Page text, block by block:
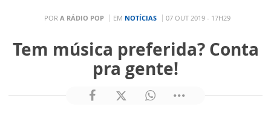
POR A RÁDIO POP EM NOTÍCIAS 07 OUT 2019 - 17H29
Tem música preferida? Conta
pra gente!